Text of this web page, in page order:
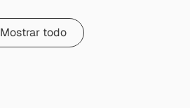
Mostrar todo